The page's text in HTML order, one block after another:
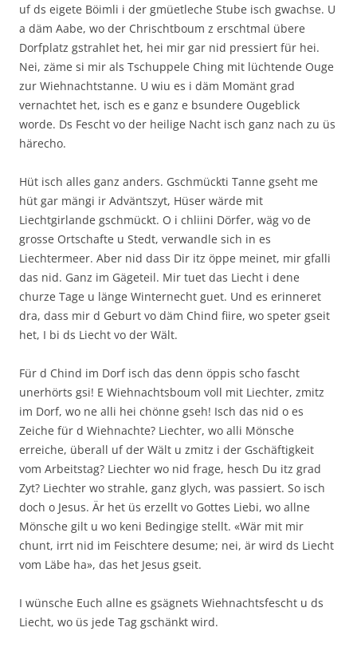
uf ds eigete Böimli i der gmüetleche Stube isch gwachse. U
a däm Aabe, wo der Chrischtboum z erschtmal übere
Dorfplatz gstrahlet het, hei mir gar nid pressiert für hei.
Nei, zäme si mir als Tschuppele Ching mit lüchtende Ouge
zur Wiehnachtstanne. U wiu es i däm Momänt grad
vernachtet het, isch es e ganz e bsundere Ougeblick
worde. Ds Fescht vo der heilige Nacht isch ganz nach zu üs
härecho.
Hüt isch alles ganz anders. Gschmückti Tanne gseht me
hüt gar mängi ir Adväntszyt, Hüser wärde mit
Liechtgirlande gschmückt. O i chliini Dörfer, wäg vo de
grosse Ortschafte u Stedt, verwandle sich in es
Liechtermeer. Aber nid dass Dir itz öppe meinet, mir gfalli
das nid. Ganz im Gägeteil. Mir tuet das Liecht i dene
churze Tage u länge Winternecht guet. Und es erinneret
dra, dass mir d Geburt vo däm Chind fiire, wo speter gseit
het, I bi ds Liecht vo der Wält.
Für d Chind im Dorf isch das denn öppis scho fascht
unerhörts gsi! E Wiehnachtsboum voll mit Liechter, zmitz
im Dorf, wo ne alli hei chönne gseh! Isch das nid o es
Zeiche für d Wiehnachte? Liechter, wo alli Mönsche
erreiche, überall uf der Wält u zmitz i der Gschäftigkeit
vom Arbeitstag? Liechter wo nid frage, hesch Du itz grad
Zyt? Liechter wo strahle, ganz glych, was passiert. So isch
doch o Jesus. Är het üs erzellt vo Gottes Liebi, wo allne
Mönsche gilt u wo keni Bedingige stellt. «Wär mit mir
chunt, irrt nid im Feischtere desume; nei, är wird ds Liecht
vom Läbe ha», das het Jesus gseit.
I wünsche Euch allne es gsägnets Wiehnachtsfescht u ds
Liecht, wo üs jede Tag gschänkt wird.